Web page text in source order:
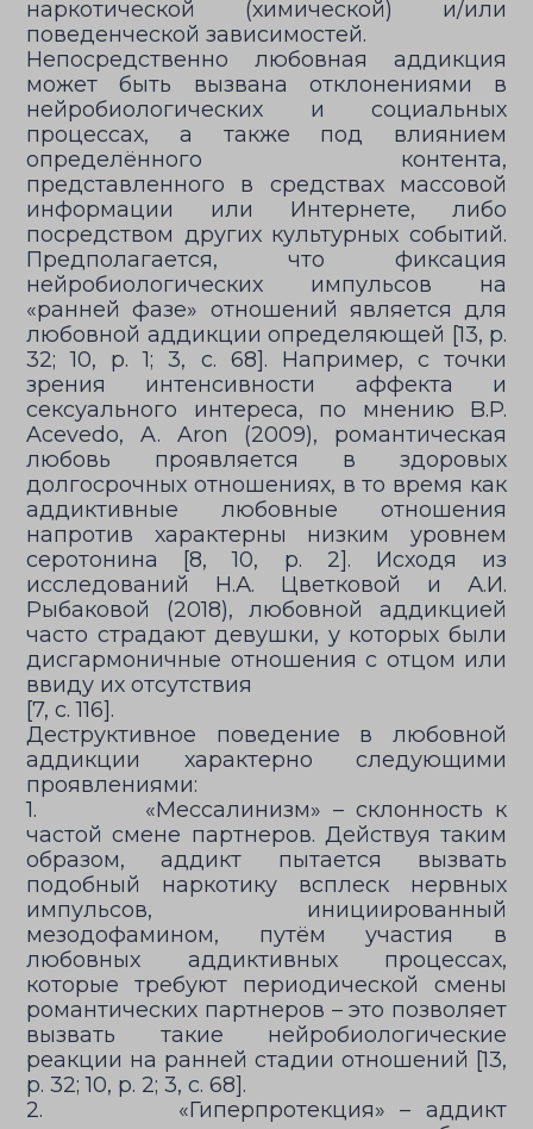
наркотической (химической) и/или
поведенческой зависимостей.
Непосредственно любовная аддикция
может быть вызвана отклонениями в
нейробиологических и социальных
процессах, а также под влиянием
определённого контента,
представленного в средствах массовой
информации или Интернете, либо
посредством других культурных событий.
Предполагается, что фиксация
нейробиологических импульсов на
«ранней фазе» отношений является для
любовной аддикции определяющей [13, p.
32; 10, p. 1; 3, с. 68]. Например, с точки
зрения интенсивности аффекта и
сексуального интереса, по мнению B.P.
Acevedo, A. Aron (2009), романтическая
любовь проявляется в здоровых
долгосрочных отношениях, в то время как
аддиктивные любовные отношения
напротив характерны низким уровнем
серотонина [8, 10, р. 2]. Исходя из
исследований Н.А. Цветковой и А.И.
Рыбаковой (2018), любовной аддикцией
часто страдают девушки, у которых были
дисгармоничные отношения с отцом или
ввиду их отсутствия
[7, с. 116].
Деструктивное поведение в любовной
аддикции характерно следующими
проявлениями:
1. «Мессалинизм» – склонность к
частой смене партнеров. Действуя таким
образом, аддикт пытается вызвать
подобный наркотику всплеск нервных
импульсов, инициированный
мезодофамином, путём участия в
любовных аддиктивных процессах,
которые требуют периодической смены
романтических партнеров – это позволяет
вызвать такие нейробиологические
реакции на ранней стадии отношений [13,
p. 32; 10, p. 2; 3, с. 68].
2. «Гиперпротекция» – аддикт